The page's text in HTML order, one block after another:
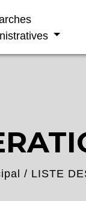
/ LISTE